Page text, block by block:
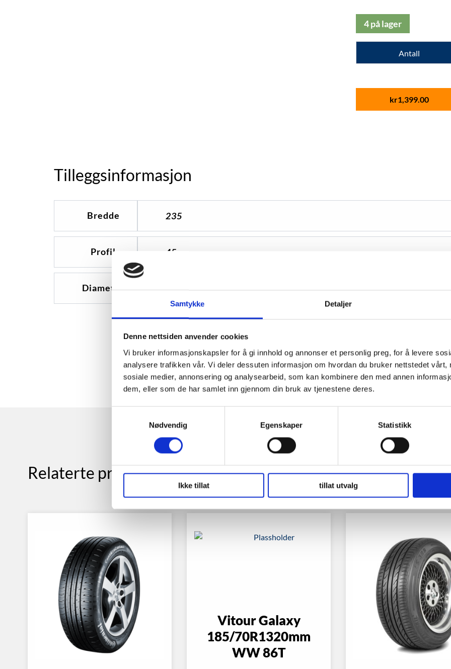
Samtykke Detaljer
Denne nettsiden anvender cookies
Vi bruker informasjonskapsler for å gi innhold og annonser et personlig preg, for å levere
analysere trafikken vår. Vi deler dessuten informasjon om hvordan du bruker nettstedet vårt,
sosiale medier, annonsering og analysearbeid, som kan kombinere den med annen
dem, eller som de har samlet inn gjennom din bruk av tjenestene deres.
Nødvendig
Egenskaper Statistikk
Ikke tillat tillat utvalg
4 på lager
Antall
kr1,399.00
Tilleggsinformasjon
Bredde 235
Profil 45
Diameter 19
Relaterte produkter
Vitour Galaxy
185/70R1320mm
WW 86T